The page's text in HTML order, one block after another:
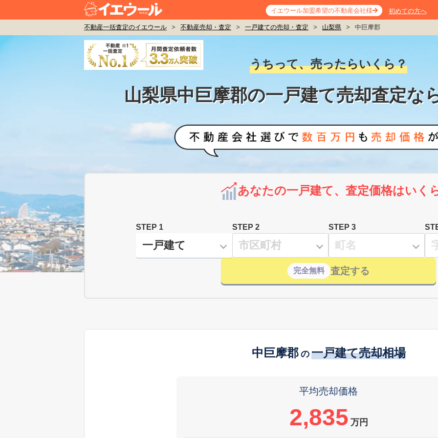
イエウール加盟希望の不動産会社様 初めての方へ
不動産一括査定のイエウール > 不動産売却・査定 > 一戸建ての売却・査定 > 山梨県 > 中巨摩郡
うちって、売ったらいくら？
山梨県中巨摩郡の一戸建て売却査定な
あなたの一戸建て、査定価格はいく
STEP 1 STEP 2 STEP 3
完全無料 査定する
中巨摩郡 の 一戸建て売却相場
平均売却価格
2,835 万円